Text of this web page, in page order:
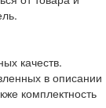
качеств.
в описании
комплектность